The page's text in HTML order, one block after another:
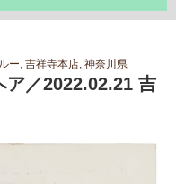
ー, 吉祥寺本店, 神奈川県
ア／2022.02.21 吉